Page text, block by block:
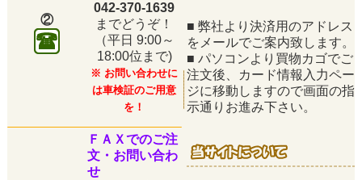
②
042-370-1639
までどうぞ！
（平日 9:00～
18:00位まで)
※ お問い合わせに
は車検証のご用意
を！
■ 弊社より決済用のアドレス
をメールでご案内致します。
■ パソコンより買物カゴでご
注文後、カード情報入力ペー
ジに移動しますので画面の指
示通りお進み下さい。
ＦＡＸでのご注
文・お問い合わ
せ